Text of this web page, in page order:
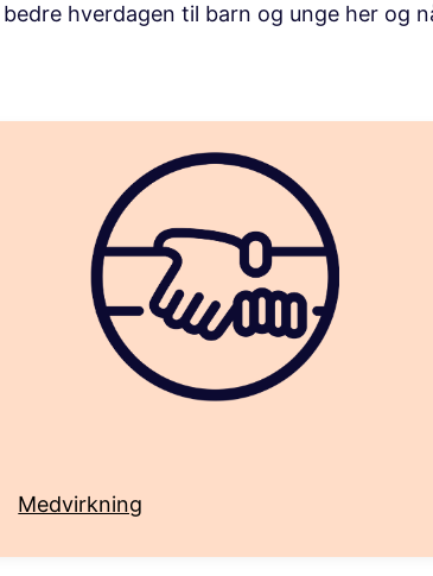
hverdagen til barn og unge her og
Medvirkning